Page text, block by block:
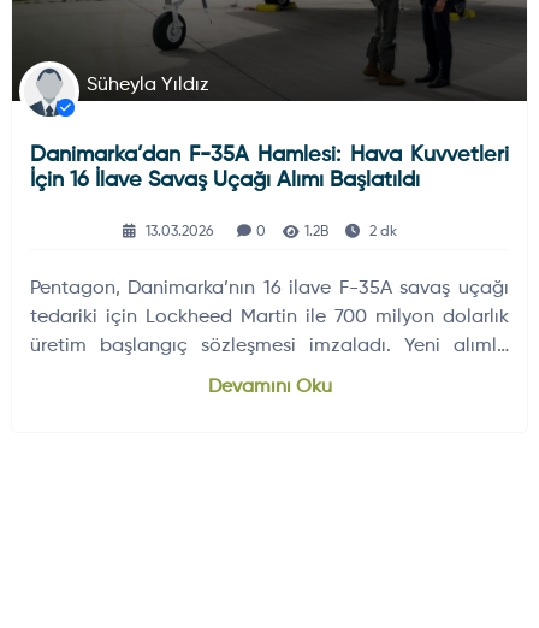
Süheyla Yıldız
Danimarka’dan F-35A Hamlesi: Hava Kuvvetleri
İçin 16 İlave Savaş Uçağı Alımı Başlatıldı
13.03.2026 0 1.2B 2 dk
Pentagon, Danimarka’nın 16 ilave F-35A savaş uçağı
tedariki için Lockheed Martin ile 700 milyon dolarlık
üretim başlangıç sözleşmesi imzaladı. Yeni alımla
Danimarka’nın toplam F-35 filosunun 43 uçağa
Devamını Oku